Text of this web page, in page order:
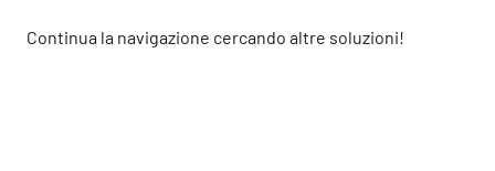
Continua la navigazione cercando altre soluzioni!